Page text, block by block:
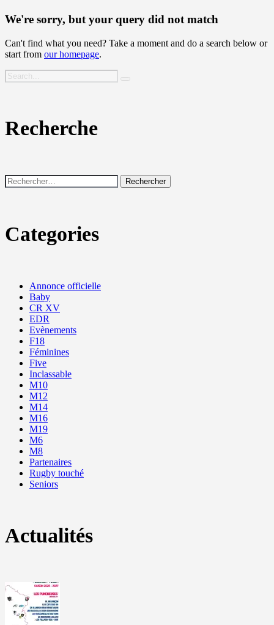
We're sorry, but your query did not match
Can't find what you need? Take a moment and do a search below or
start from our homepage.
Recherche
Rechercher :
Categories
Annonce officielle
Baby
CR XV
EDR
Evènements
F18
Féminines
Five
Inclassable
M10
M12
M14
M16
M19
M6
M8
Partenaires
Rugby touché
Seniors
Actualités